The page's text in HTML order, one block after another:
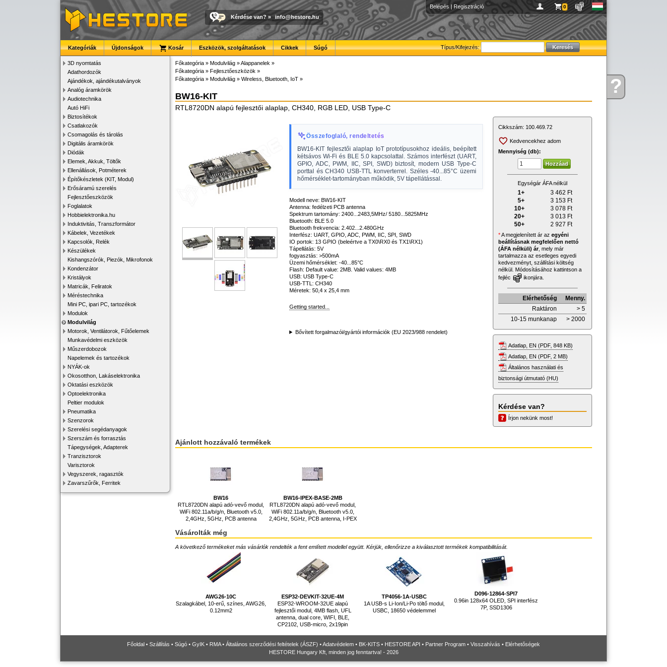
Kérdése?
Belépés | Regisztráció 0
Kérdése van? » info@hestore.hu
Típus/Kifejezés:
Kategóriák Újdonságok Kosár Eszközök, szolgáltatások Cikkek Súgó
3D nyomtatás
Adathordozók
Ajándékok, ajándékutalványok
Analóg áramkörök
Audiotechnika
Autó HiFi
Biztosítékok
Csatlakozók
Csomagolás és tárolás
Digitális áramkörök
Diódák
Elemek, Akkuk, Töltők
Ellenállások, Potméterek
Építőkészletek (KIT, Modul)
Erősáramú szerelés
Fejlesztőeszközök
Foglalatok
Hobbielektronika.hu
Induktivitás, Transzformátor
Kábelek, Vezetékek
Kapcsolók, Relék
Készülékek
Kishangszórók, Piezók, Mikrofonok
Kondenzátor
Kristályok
Matricák, Feliratok
Méréstechnika
Mini PC, ipari PC, tartozékok
Modulok
Modulvilág
Motorok, Ventilátorok, Fűtőelemek
Munkavédelmi eszközök
Műszerdobozok
Napelemek és tartozékok
NYÁK-ok
Okosotthon, Lakáselektronika
Oktatási eszközök
Optoelektronika
Peltier modulok
Pneumatika
Szenzorok
Szerelési segédanyagok
Szerszám és forrasztás
Tápegységek, Adapterek
Tranzisztorok
Varisztorok
Vegyszerek, ragasztók
Zavarszűrők, Ferritek
Főkategória » Modulvilág »Alappanelek »
Főkategória » Fejlesztőeszközök »
Főkategória » Modulvilág » Wireless, Bluetooth, IoT »
BW16-KIT
RTL8720DN alapú fejlesztői alaplap, CH340, RGB LED, USB Type-C
Összefoglaló, rendeltetés
BW16-KIT fejlesztői alaplap IoT prototípusokhoz ideális, beépített
kétsávos Wi-Fi és BLE 5.0 kapcsolattal. Számos interfészt (UART,
GPIO, ADC, PWM, IIC, SPI, SWD) biztosít, modern USB Type-C
porttal és CH340 USB-TTL konverterrel. Széles -40...85°C üzemi
hőmérséklet-tartományban működik, 5V tápellátással.
Modell neve: BW16-KIT
Antenna: fedélzeti PCB antenna
Spektrum tartomány: 2400...2483,5MHz/ 5180...5825MHz
Bluetooth: BLE 5.0
Bluetooth frekvencia: 2.402...2.480GHz
Interfész: UART, GPIO, ADC, PWM, IIC, SPI, SWD
IO portok: 13 GPIO (beleértve a TX0\RX0 és TX1\RX1)
Tápellátás: 5V
fogyasztás: >500mA
Üzemi hőmérséklet: -40...85°C
Flash: Default value: 2MB. Valid values: 4MB
USB: USB Type-C
USB-TTL: CH340
Méretek: 50,4 x 25,4 mm
Getting started...
Bővített forgalmazói/gyártói információk (EU 2023/988 rendelet)
Cikkszám: 100.469.72
Kedvencekhez adom
Mennyiség (db):
Egységár ÁFA nélkül
1+ 3 462 Ft
5+
3 153 Ft
10+
3 078 Ft
20+
3 013 Ft
50+
2 927 Ft
*A megjelenített ár az egyéni
beállításnak megfelelően nettó
(ÁFA nélküli) ár, mely már
tartalmazza az esetleges egyedi
kedvezményt, szállítási költség
nélkül. Módosításához kattintson a
fejléc
ikonjára.
Elérhetőség
Menny.
Raktáron
> 5
10-15 munkanap
> 2000
Adatlap, EN (PDF, 848 KB)
Adatlap, EN (PDF, 2 MB)
Általános használati és
biztonsági útmutató (HU)
Kérdése van?
Írjon nekünk most!
Ajánlott hozzávaló termékek
BW16
RTL8720DN alapú adó-vevő modul,
WiFi 802.11a/b/g/n, Bluetooth v5.0,
2,4GHz, 5GHz, PCB antenna
BW16-IPEX-BASE-2MB
RTL8720DN alapú adó-vevő modul,
WiFi 802.11a/b/g/n, Bluetooth v5.0,
2,4GHz, 5GHz, PCB antenna, I-PEX
Vásárolták még
A következő termékeket más vásárlók rendelték a fent említett modellel együtt. Kérjük, ellenőrizze a kiválasztott termékek kompatibilitását.
AWG26-10C
Szalagkábel, 10-erű, színes, AWG26,
0.12mm2
ESP32-DEVKIT-32UE-4M
ESP32-WROOM-32UE alapú
fejlesztői modul, 4MB flash, UFL
antenna, dual core, WIFI, BLE,
CP2102, USB-micro, 2x19pin
TP4056-1A-USBC
1A USB-s Li-Ion/Li-Po töltő modul,
USBC, 18650 védelemmel
D096-12864-SPI7
0.96in 128x64 OLED, SPI interfész
7P, SSD1306
Főoldal • Szállítás • Súgó • GyIK • RMA• Általános szerződési feltételek (ÁSZF) •Adatvédelem • BK-KITS • HESTORE API • Partner Program • Visszahívás • Elérhetőségek
HESTORE Hungary Kft, minden jog fenntartva! - 2026